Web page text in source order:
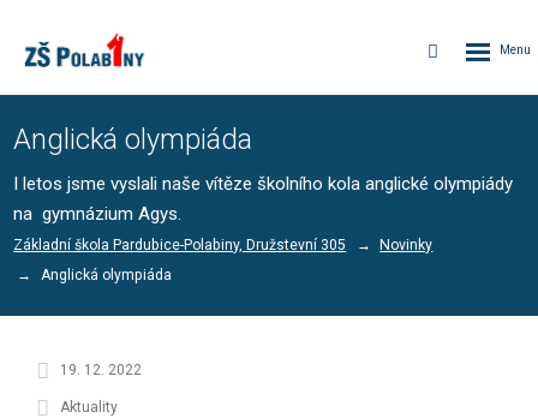
Vyhledávání
Anglická olympiáda
I letos jsme vyslali naše vítěze školního kola anglické olympiády
na gymnázium Agys.
Základní škola Pardubice-Polabiny, Družstevní 305
Novinky
Anglická olympiáda
19. 12. 2022
Aktuality